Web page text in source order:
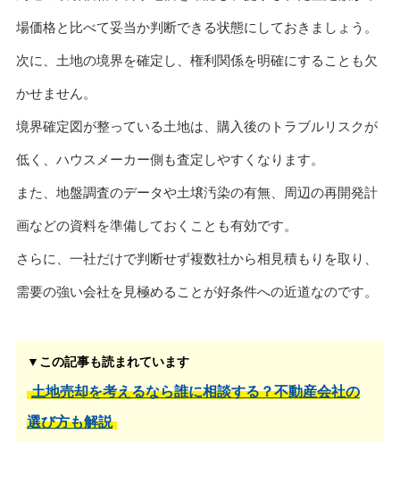
場価格と比べて妥当か判断できる状態にしておきましょう。
次に、土地の境界を確定し、権利関係を明確にすることも欠
かせません。
境界確定図が整っている土地は、購入後のトラブルリスクが
低く、ハウスメーカー側も査定しやすくなります。
また、地盤調査のデータや土壌汚染の有無、周辺の再開発計
画などの資料を準備しておくことも有効です。
さらに、一社だけで判断せず複数社から相見積もりを取り、
需要の強い会社を見極めることが好条件への近道なのです。
▼この記事も読まれています
土地売却を考えるなら誰に相談する？不動産会社の
選び方も解説